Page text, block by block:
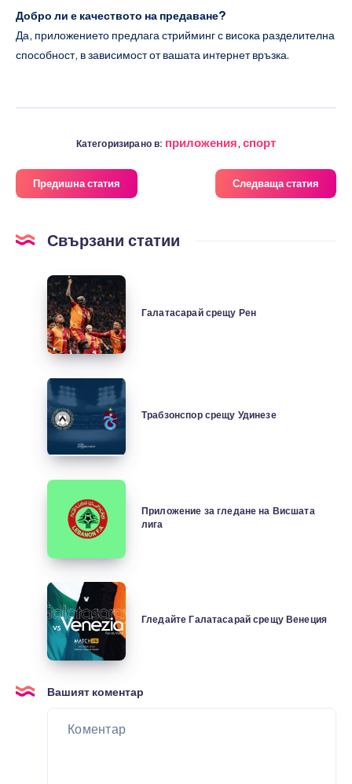
Добро ли е качеството на предаване?
Да, приложението предлага стрийминг с висока разделителна
способност, в зависимост от вашата интернет връзка.
Категоризирано в: приложения,спорт
Предишна статия Следваща статия
Свързани статии
Галатасарай
срещу
Рен
Галатасарай срещу Рен
Трабзонспор
срещу
Удинезе
Трабзонспор срещу Удинезе
Приложение
гледане
Висшата
лига
Приложение за гледане на Висшата
лига
Гледайте
Галатасарай
срещу
Венеция
Гледайте Галатасарай срещу Венеция
Вашият коментар